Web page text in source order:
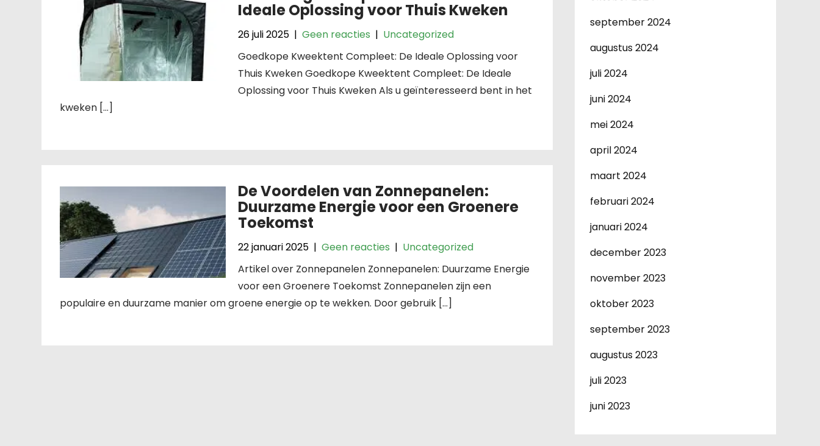
Ideale Oplossing voor Thuis Kweken
26 juli 2025 |Geen reacties | Uncategorized
Goedkope Kweektent Compleet: De Ideale Oplossing voor
Thuis Kweken Goedkope Kweektent Compleet: De Ideale
Oplossing voor Thuis Kweken Als u geïnteresseerd bent in het
kweken […]
De Voordelen van Zonnepanelen:
Duurzame Energie voor een Groenere
Toekomst
22 januari 2025 |Geen reacties | Uncategorized
Artikel over Zonnepanelen Zonnepanelen: Duurzame Energie
voor een Groenere Toekomst Zonnepanelen zijn een
populaire en duurzame manier om groene energie op te wekken. Door gebruik […]
september 2024
augustus 2024
juli 2024
juni 2024
mei 2024
april 2024
maart 2024
februari 2024
januari 2024
december 2023
november 2023
oktober 2023
september 2023
augustus 2023
juli 2023
juni 2023